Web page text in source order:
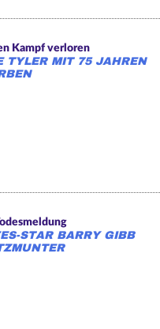
Kampf verloren
TYLER MIT 75 JAHREN
STAR BARRY GIBB